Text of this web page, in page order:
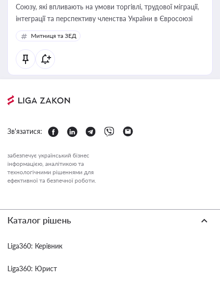
Союзу, які впливають на умови торгівлі, трудової міграції,
інтеграції та перспективу членства України в Євросоюзі
Митниця та ЗЕД
Зв'язатися:
забезпечує український бізнес
інформацією, аналітикою та
технологічними рішеннями для
ефективної та безпечної роботи.
Каталог рішень
Liga360: Керівник
Liga360: Юрист